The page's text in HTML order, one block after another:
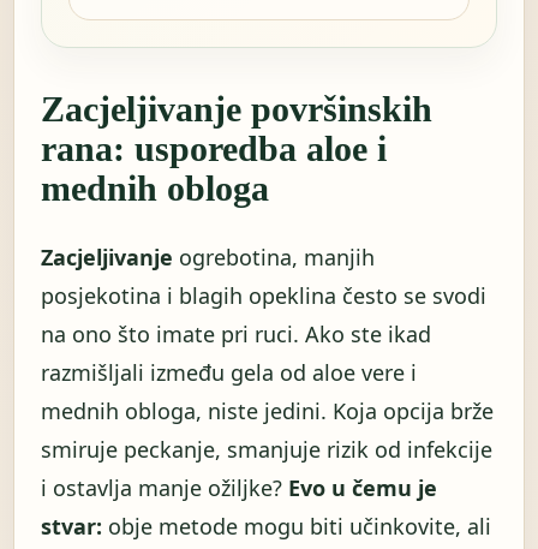
Zacjeljivanje površinskih
rana: usporedba aloe i
mednih obloga
Zacjeljivanje ogrebotina, manjih
posjekotina i blagih opeklina često se svodi
na ono što imate pri ruci. Ako ste ikad
razmišljali između gela od aloe vere i
mednih obloga, niste jedini. Koja opcija brže
smiruje peckanje, smanjuje rizik od infekcije
i ostavlja manje ožiljke? Evo u čemu je
stvar: obje metode mogu biti učinkovite, ali